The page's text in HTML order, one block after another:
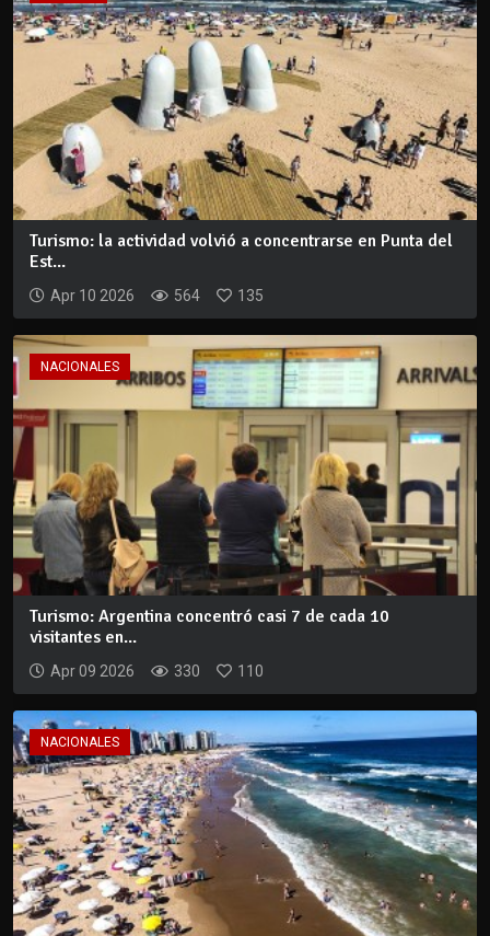
Turismo: la actividad volvió a concentrarse en Punta del
Est...
Apr 10 2026 564 135
NACIONALES
Turismo: Argentina concentró casi 7 de cada 10
visitantes en...
Apr 09 2026 330 110
NACIONALES